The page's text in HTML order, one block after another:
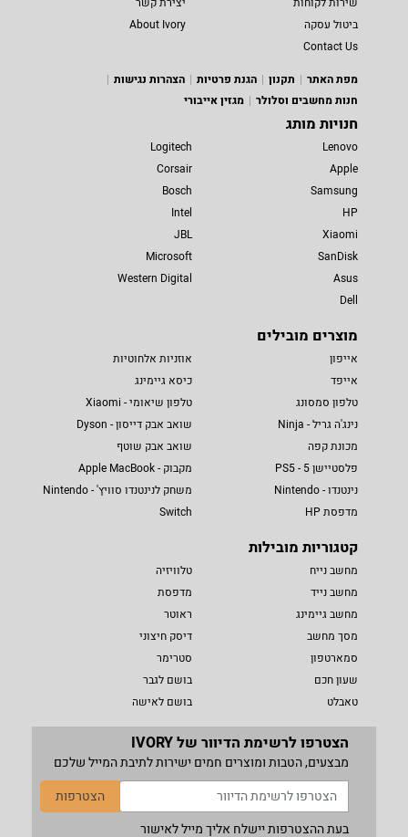
ביטול עסקה
About Ivory
Contact Us
מפת האתר
תקנון הגנת פרטיות
הצהרות נגישות
חנות מחשבים וסלולר
מגזין אייבורי
חנויות מותג
Lenovo
Apple
Samsung
HP
Xiaomi
SanDisk
Asus
Dell
Logitech
Corsair
Bosch
Intel
JBL
Microsoft
Western Digital
מוצרים מובילים
אייפון
אייפד
טלפון סמסונג
נינג'ה גריל - Ninja
מכונת קפה
פלסטיישן 5 - PS5
נינטנדו - Nintendo
מדפסת HP
אוזניות אלחוטיות
כיסא גיימינג
טלפון שיאומי - Xiaomi
שואב אבק דייסון - Dyson
שואב אבק שוטף
מקבוק - Apple MacBook
משחק לנינטנדו סוויץ' - Nintendo
Switch
קטגוריות מובילות
מחשב נייח
מחשב נייד
מחשב גיימינג
מסך מחשב
סמארטפון
שעון חכם
טאבלט
טלוויזיה
מדפסת
ראוטר
דיסק חיצוני
סטרימר
בושם לגבר
בושם לאישה
הצטרפו לרשימת הדיוור של IVORY
מבצעים, הטבות ומוצרים חמים ישירות לתיבת המייל שלכם
הצטרפות
בעת ההצטרפות יישלח אליך מייל לאישור